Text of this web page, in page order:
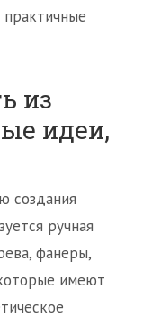
практичные
из
идеи,
создания
ручная
фанеры,
имеют